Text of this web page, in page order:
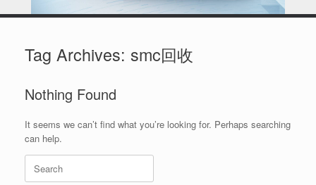
Tag Archives: smc回收
Nothing Found
It seems we can’t find what you’re looking for. Perhaps searching
can help.
Search
for: